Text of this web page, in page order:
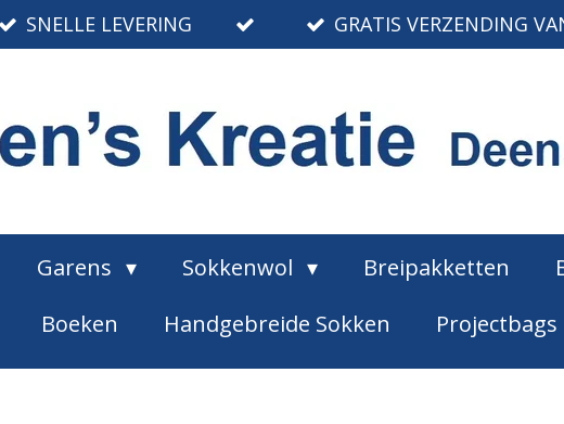
SNELLE LEVERING GRATIS VERZENDING
Garens Sokkenwol Breipakketten
Boeken Handgebreide Sokken Projectbags